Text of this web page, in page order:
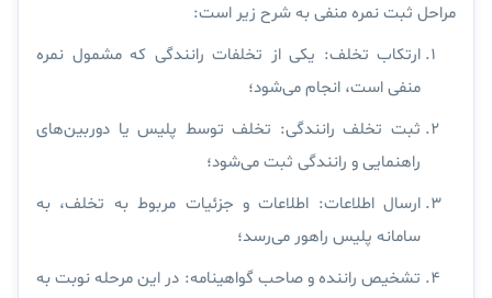
مراحل ثبت نمره منفی به شرح زیر است:
ارتکاب تخلف: یکی از تخلفات رانندگی که مشمول نمره
منفی است، انجام می‌شود؛
ثبت تخلف رانندگی: تخلف توسط پلیس یا دوربین‌های
راهنمایی و رانندگی ثبت می‌شود؛
ارسال اطلاعات: اطلاعات و جزئیات مربوط به تخلف، به
سامانه پلیس راهور می‌رسد؛
تشخیص راننده و صاحب گواهینامه: در این مرحله نوبت به